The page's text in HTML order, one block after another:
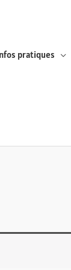
pratiques